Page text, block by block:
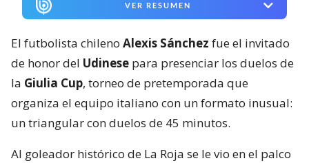
VER RESUMEN
El futbolista chileno Alexis Sánchez fue el invitado
de honor del Udinese para presenciar los duelos de
la Giulia Cup, torneo de pretemporada que
organiza el equipo italiano con un formato inusual:
un triangular con duelos de 45 minutos.
Al goleador histórico de La Roja se le vio en el palco